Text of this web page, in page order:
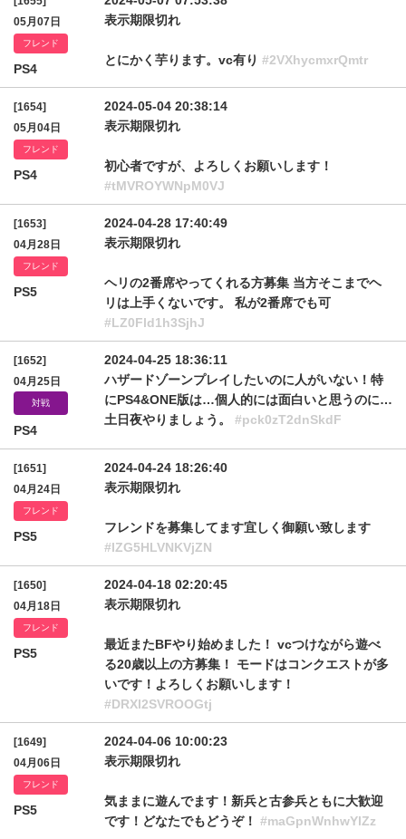
05月07日
フレンド
PS4
表示期限切れ
とにかく芋ります。vc有り #2VXhycmxrQmtr
[1654]
05月04日
フレンド
PS4
2024-05-04 20:38:14
表示期限切れ
初心者ですが、よろしくお願いします！
#tMVROYWNpM0VJ
[1653]
04月28日
フレンド
PS5
2024-04-28 17:40:49
表示期限切れ
ヘリの2番席やってくれる方募集 当方そこまでヘ
リは上手くないです。 私が2番席でも可
#LZ0Fld1h3SjhJ
[1652]
04月25日
対戦
PS4
2024-04-25 18:36:11
ハザードゾーンプレイしたいのに人がいない！特
にPS4&ONE版は…個人的には面白いと思うのに…
土日夜やりましょう。 #pck0zT2dnSkdF
[1651]
04月24日
フレンド
PS5
2024-04-24 18:26:40
表示期限切れ
フレンドを募集してます宜しく御願い致します
#lZG5HLVNKVjZN
[1650]
04月18日
フレンド
PS5
2024-04-18 02:20:45
表示期限切れ
最近またBFやり始めました！ vcつけながら遊べ
る20歳以上の方募集！ モードはコンクエストが多
いです！よろしくお願いします！
#DRXl2SVROOGtj
[1649]
04月06日
フレンド
PS5
2024-04-06 10:00:23
表示期限切れ
気ままに遊んでます！新兵と古参兵ともに大歓迎
です！どなたでもどうぞ！ #maGpnWnhwYlZz